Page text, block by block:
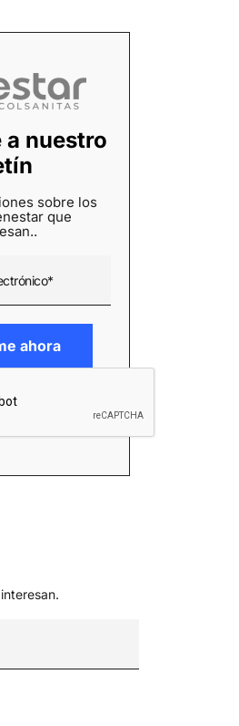
a nuestro
sobre los
que